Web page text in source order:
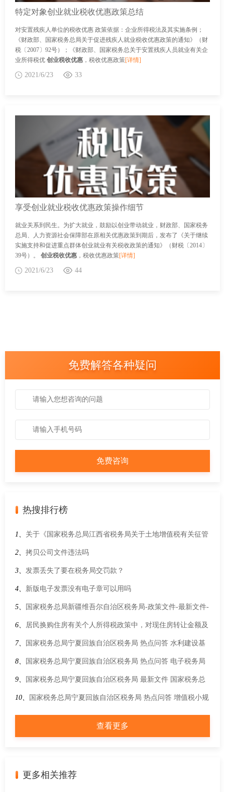
特定对象创业就业税收优惠政策总结
对安置残疾人单位的税收优惠 政策依据：企业所得税法及其实施条例；
《财政部、国家税务总局关于促进残疾人就业税收优惠政策的通知》（财
税〔2007〕92号）；《财政部、国家税务总关于安置残疾人员就业有关企
业所得税优 创业税收优惠 ，税收优惠政策[详情]
2021/6/23 33
享受创业就业税收优惠政策操作细节
就业关系到民生。为扩大就业，鼓励以创业带动就业，财政部、国家税务
总局、人力资源社会保障部在原相关优惠政策到期后，发布了《关于继续
实施支持和促进重点群体创业就业有关税收政策的通知》（财税〔2014〕
39号）。 创业税收优惠 ，税收优惠政策[详情]
2021/6/23 44
免费解答各种疑问
热搜排行榜
1、 关于《国家税务总局江西省税务局关于土地增值税有关征管
事项的公告》的解读
2、 拷贝公司文件违法吗
3、 发票丢失了要在税务局交罚款？
4、 新版电子发票没有电子章可以用吗
5、 国家税务总局新疆维吾尔自治区税务局-政策文件-最新文件-
财政部 税务总局关于在全国范围实施个人养老金个人所得税优
惠政策的公告
6、 居民换购住房有关个人所得税政策中，对现住房转让金额及
新购住房金额是如何规定的？
7、 国家税务总局宁夏回族自治区税务局 热点问答 水利建设基
金的优惠政策是什么？
8、 国家税务总局宁夏回族自治区税务局 热点问答 电子税务局
申报增值税时，销售额对应“货物及劳务”一栏是灰色的不能填
写怎么办？
9、 国家税务总局宁夏回族自治区税务局 最新文件 国家税务总
局关于进一步便利纳税人跨区迁移 服务全国统一大市场建设的
通知
10、 国家税务总局宁夏回族自治区税务局 热点问答 增值税小规
模纳税人关于印花税最新优惠政策是如何规定的？
查看更多
更多相关推荐